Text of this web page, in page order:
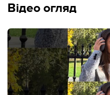
Відео огляд